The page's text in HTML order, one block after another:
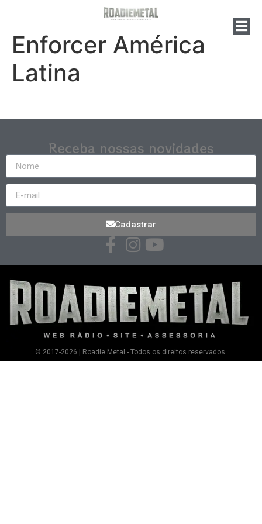
Enforcer América
Latina
Receba nossas novidades
Cadastrar
© 2017-2026 | Roadie Metal - Todos os direitos reservados.